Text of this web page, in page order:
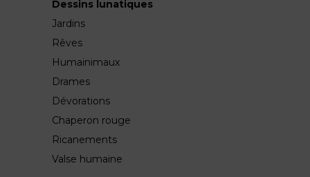
Dessins lunatiques
Jardins
Rêves
Humainimaux
Drames
Dévorations
Chaperon rouge
Ricanements
Valse humaine